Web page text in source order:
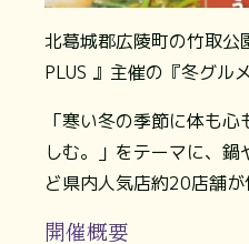
北葛城郡広陵町の竹取公
PLUS 』主催の『冬グル
「寒い冬の季節に体も
しむ。」をテーマに、
ど県内人気店約20店舗が
開催概要